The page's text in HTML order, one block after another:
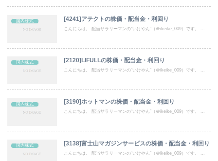
国内株式 [4241]アテクトの株価・配当金・利回り
こんにちは。 配当サラリーマンの“いけやん”（＠ikeike_009）です。 ...
国内株式 [2120]LIFULLの株価・配当金・利回り
こんにちは。 配当サラリーマンの“いけやん”（＠ikeike_009）です。 ...
国内株式 [3190]ホットマンの株価・配当金・利回り
こんにちは。 配当サラリーマンの“いけやん”（＠ikeike_009）です。 ...
国内株式 [3138]富士山マガジンサービスの株価・配当金・利回り
こんにちは。 配当サラリーマンの“いけやん”（＠ikeike_009）です。 ...